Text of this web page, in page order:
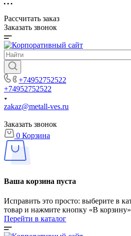
Рассчитать заказ
Заказать звонок
+74952752522
+74952752522
zakaz@metall-ves.ru
Заказать звонок
0 Корзина
Ваша корзина пуста
Исправить это просто: выберите в
товар и нажмите кнопку «В корзину»
Перейти в каталог